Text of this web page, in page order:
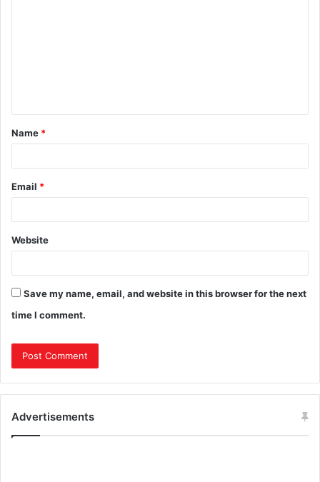
Name *
Email *
Website
Save my name, email, and website in this browser for the next
time I comment.
Advertisements